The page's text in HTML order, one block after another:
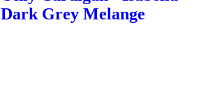
Dark Grey Melange